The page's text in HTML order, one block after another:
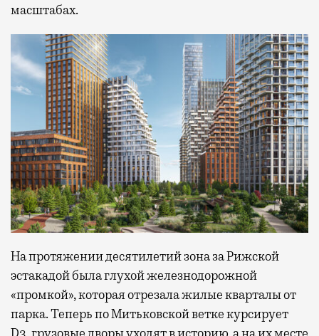
масштабах.
На протяжении десятилетий зона за Рижской
эстакадой была глухой железнодорожной
«промкой», которая отрезала жилые кварталы от
парка. Теперь по Митьковской ветке курсирует